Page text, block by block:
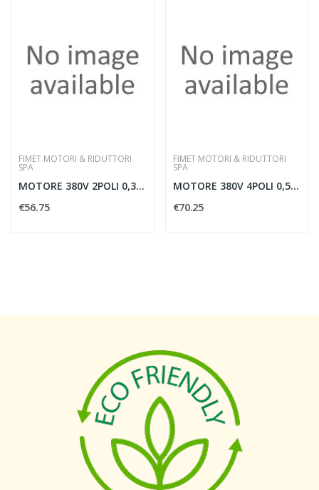
FIMET MOTORI & RIDUTTORI
SPA
MOTORE 380V 2POLI 0,37KW B3
€56.75
FIMET MOTORI & RIDUTTORI
SPA
MOTORE 380V 4POLI 0,55KW B3
€70.25